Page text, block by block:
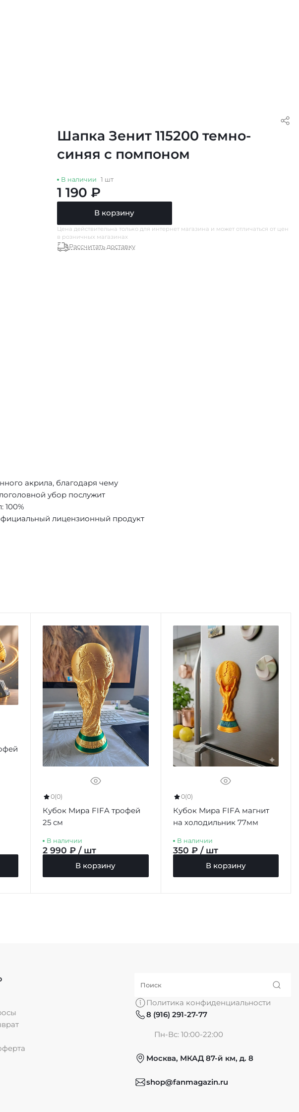
Шапка Зенит 115200 темно-
синяя с помпоном
В наличии 1 шт
1 190 ₽
В корзину
Цена действительна только для интернет магазина и может отличаться от цен
в розничных магазинах
Рассчитать доставку
акрила, благодаря чему
убор послужит
100%
лицензионный продукт
0(0)
Кубок Мира FIFA трофей
25 см
В наличии
2 990 ₽ / шт
В корзину
0(0)
Кубок Мира FIFA магнит
на холодильник 77мм
В наличии
350 ₽ / шт
В корзину
Политика конфиденциальности
8 (916) 291-27-77
Пн-Вс: 10:00-22:00
Москва, МКАД 87-й км, д. 8
shop@fanmagazin.ru